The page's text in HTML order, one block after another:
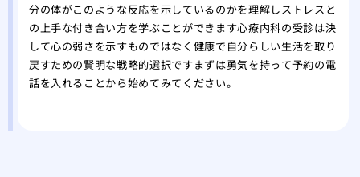
分の体がこのような反応を示しているのかを理解しストレスと
の上手な付き合い方を学ぶことができます心療内科の受診は決
して心の弱さを示すものではなく健康で自分らしい生活を取り
戻すための賢明な戦略的選択ですまずは勇気を持って予約の電
話を入れることから始めてみてください。